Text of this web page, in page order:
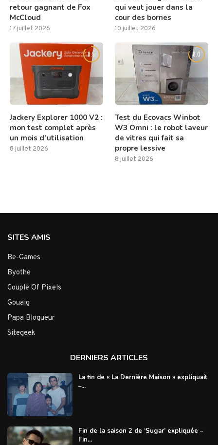
retour gagnant de Fox
McCloud
17 juillet 2026
qui veut jouer dans la
cour des bornes
10 juillet 2026
8.5
Jackery Explorer 1000 V2 :
mon test complet après
un mois d’utilisation
8 juillet 2026
8.0
Test du Ecovacs Winbot
W3 Omni : le robot laveur
de vitres qui fait sa
propre lessive
8 juillet 2026
SITES AMIS
Be-Games
Byothe
Couple Of Pixels
Gouaig
Papa Blogueur
Sitegeek
DERNIERS ARTICLES
La fin de « La Dernière Maison » expliquait
–...
Fin de la saison 2 de ‘Sugar’ expliquée –
Fin...